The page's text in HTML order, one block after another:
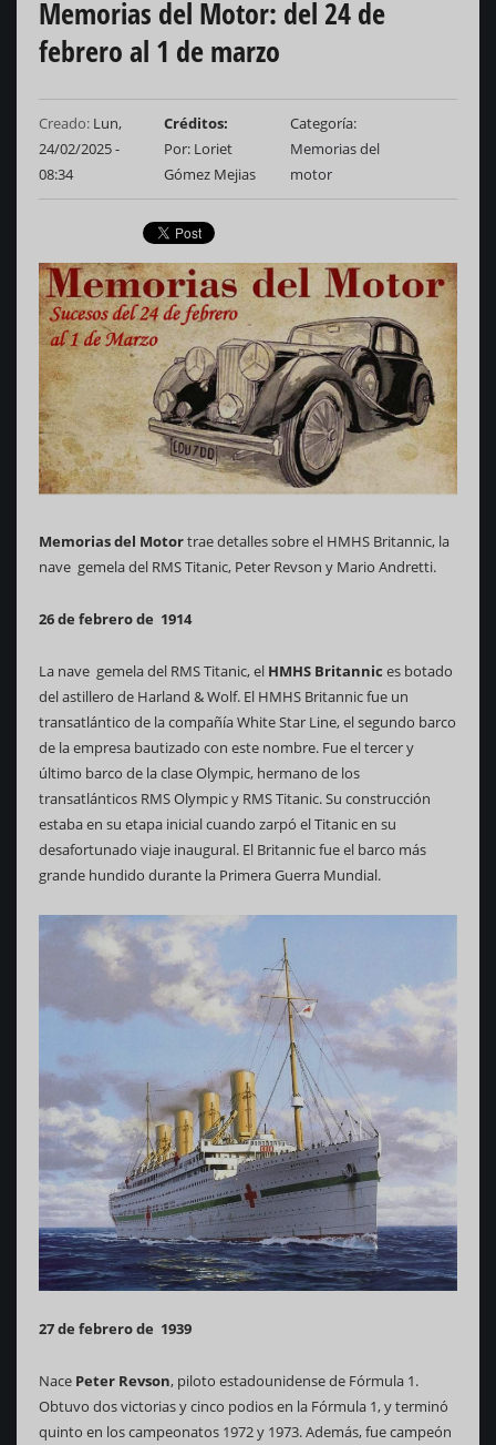
Memorias del Motor: del 24 de
febrero al 1 de marzo
Creado: Lun,
24/02/2025 -
08:34
Créditos
Por: Loriet
Gómez Mejias
Categoría
Memorias del
motor
Memorias del Motortrae detalles sobre el HMHS Britannic, la
nave gemela del RMS Titanic, Peter Revson y Mario Andretti.
26 de febrero de 1914
La nave gemela del RMS Titanic, el HMHS Britannic es botado
del astillero de Harland & Wolf. El HMHS Britannic​ fue un
transatlántico de la compañía White Star Line, el segundo barco
de la empresa bautizado con este nombre. Fue el tercer y
último barco de la clase Olympic, hermano de los
transatlánticos RMS Olympic y RMS Titanic. Su construcción
estaba en su etapa inicial cuando zarpó el Titanic en su
desafortunado viaje inaugural. El Britannic fue el barco más
grande hundido durante la Primera Guerra Mundial.
27 de febrero de 1939
Nace Peter Revson, piloto estadounidense de Fórmula 1.
Obtuvo dos victorias y cinco podios en la Fórmula 1, y terminó
quinto en los campeonatos 1972 y 1973. Además, fue campeón